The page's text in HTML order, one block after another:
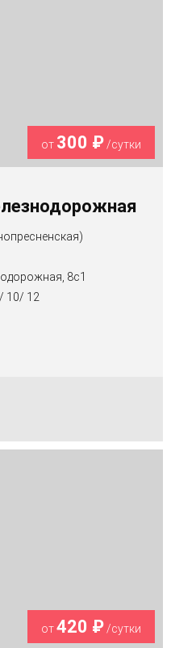
от 300 ₽/сутки
8с1
10/ 12
от420 ₽/сутки